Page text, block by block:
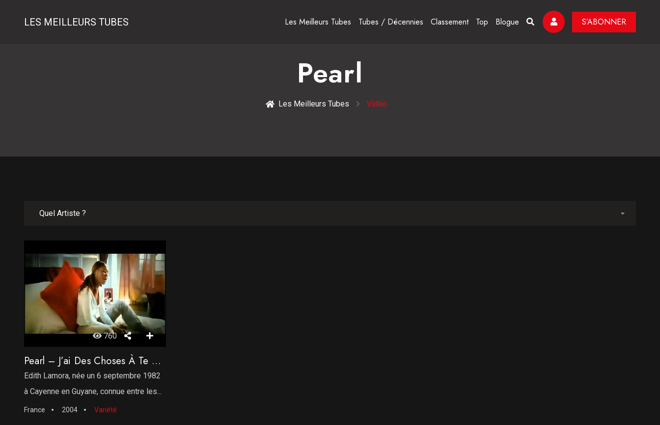
LES MEILLEURS TUBES Les Meilleurs Tubes Tubes / Décennies Classement Top Blogue S’ABONNER
Pearl
Les Meilleurs Tubes Vidéo
760
Pearl – J’ai Des Choses À Te Dire
Edith Lamora, née un 6 septembre 1982
à Cayenne en Guyane, connue entre les...
France 2004 Variété